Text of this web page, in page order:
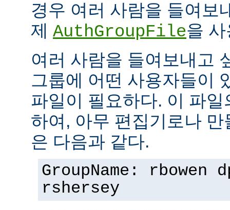
경우 여러 사람을 들여보
제 AuthGroupFile을
여러 사람을 들여보내고
그룹에 어떤 사용자들이
파일이 필요하다. 이 파
하여, 아무 편집기로나
은 다음과 같다.
GroupName: rbowen
rshersey